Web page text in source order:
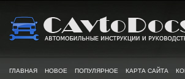
ГЛАВНАЯ НОВОЕ ПОПУЛЯРНОЕ КАРТА САЙТА